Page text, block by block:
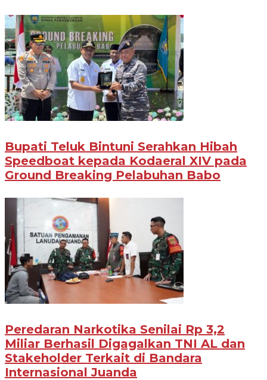
Bupati Teluk Bintuni Serahkan Hibah
Speedboat kepada Kodaeral XIV pada
Ground Breaking Pelabuhan Babo
Peredaran Narkotika Senilai Rp 3,2
Miliar Berhasil Digagalkan TNI AL dan
Stakeholder Terkait di Bandara
Internasional Juanda